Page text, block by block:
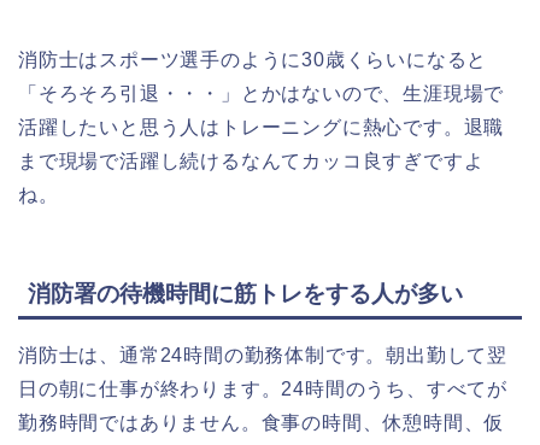
消防士はスポーツ選手のように30歳くらいになると
「そろそろ引退・・・」とかはないので、生涯現場で
活躍したいと思う人はトレーニングに熱心です。退職
まで現場で活躍し続けるなんてカッコ良すぎですよ
ね。
消防署の待機時間に筋トレをする人が多い
消防士は、通常24時間の勤務体制です。朝出勤して翌
日の朝に仕事が終わります。24時間のうち、すべてが
勤務時間ではありません。食事の時間、休憩時間、仮